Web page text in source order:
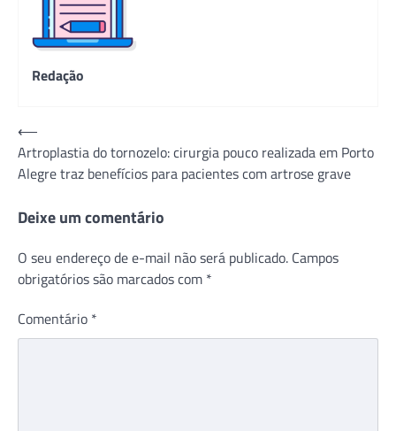
Redação
Navegação
de
Post
⟵
Artroplastia do tornozelo: cirurgia pouco realizada em Porto
Alegre traz benefícios para pacientes com artrose grave
Deixe um comentário
O seu endereço de e-mail não será publicado. Campos
obrigatórios são marcados com *
Comentário *